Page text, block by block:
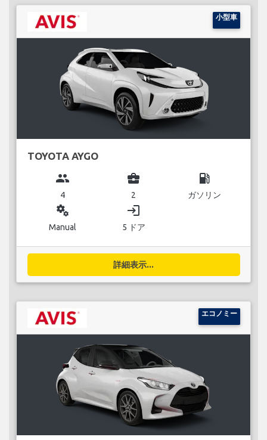
小型車
TOYOTA AYGO
group
4
business_center
2
local_gas_station
ガソリン
miscellaneous_services
Manual
login
5 ドア
詳細表示...
エコノミー